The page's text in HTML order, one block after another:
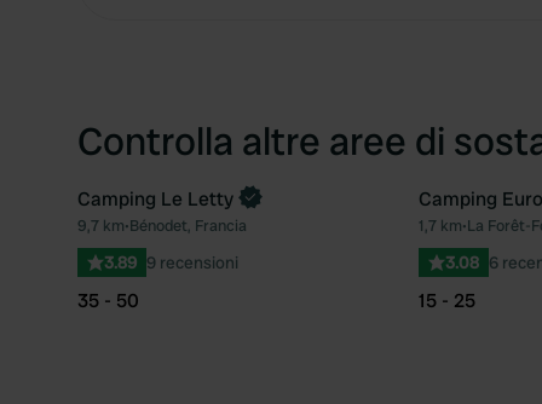
Controlla altre aree di
Preferito
Camping Le Letty
9,7 km•Bénodet, Francia
3.89 9 recensioni
35 - 50
Camping
1,7 km•La Forêt-
3.08 6
15 - 25